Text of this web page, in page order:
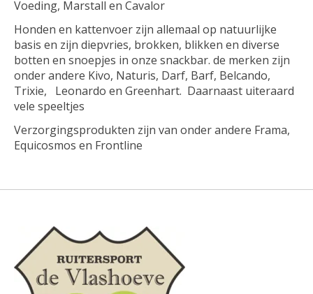
Voeding, Marstall en Cavalor
Honden en kattenvoer zijn allemaal op natuurlijke
basis en zijn diepvries, brokken, blikken en diverse
botten en snoepjes in onze snackbar. de merken zijn
onder andere Kivo, Naturis, Darf, Barf, Belcando,
Trixie, Leonardo en Greenhart. Daarnaast uiteraard
vele speeltjes
Verzorgingsprodukten zijn van onder andere Frama,
Equicosmos en Frontline